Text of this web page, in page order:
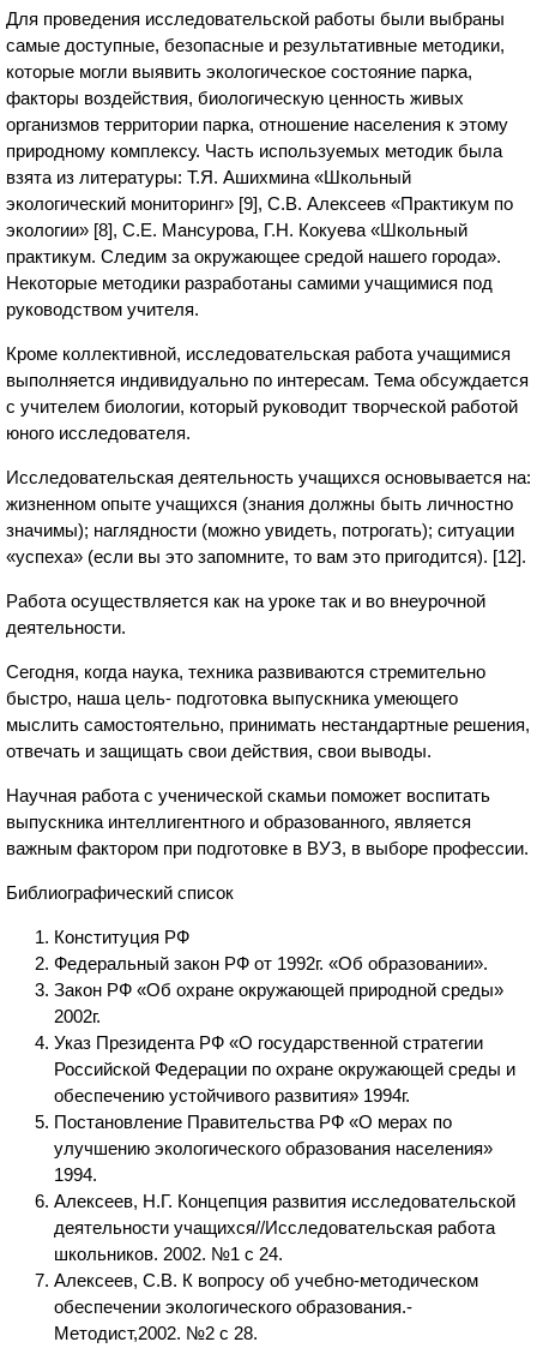
Для проведения исследовательской работы были выбраны
самые доступные, безопасные и результативные методики,
которые могли выявить экологическое состояние парка,
факторы воздействия, биологическую ценность живых
организмов территории парка, отношение населения к этому
природному комплексу. Часть используемых методик была
взята из литературы: Т.Я. Ашихмина «Школьный
экологический мониторинг» [9], С.В. Алексеев «Практикум по
экологии» [8], С.Е. Мансурова, Г.Н. Кокуева «Школьный
практикум. Следим за окружающее средой нашего города».
Некоторые методики разработаны самими учащимися под
руководством учителя.
Кроме коллективной, исследовательская работа учащимися
выполняется индивидуально по интересам. Тема обсуждается
с учителем биологии, который руководит творческой работой
юного исследователя.
Исследовательская деятельность учащихся основывается на:
жизненном опыте учащихся (знания должны быть личностно
значимы); наглядности (можно увидеть, потрогать); ситуации
«успеха» (если вы это запомните, то вам это пригодится). [12].
Работа осуществляется как на уроке так и во внеурочной
деятельности.
Сегодня, когда наука, техника развиваются стремительно
быстро, наша цель- подготовка выпускника умеющего
мыслить самостоятельно, принимать нестандартные решения,
отвечать и защищать свои действия, свои выводы.
Научная работа с ученической скамьи поможет воспитать
выпускника интеллигентного и образованного, является
важным фактором при подготовке в ВУЗ, в выборе профессии.
Библиографический список
Конституция РФ
Федеральный закон РФ от 1992г. «Об образовании».
Закон РФ «Об охране окружающей природной среды»
2002г.
Указ Президента РФ «О государственной стратегии
Российской Федерации по охране окружающей среды и
обеспечению устойчивого развития» 1994г.
Постановление Правительства РФ «О мерах по
улучшению экологического образования населения»
1994.
Алексеев, Н.Г. Концепция развития исследовательской
деятельности учащихся//Исследовательская работа
школьников. 2002. №1 с 24.
Алексеев, С.В. К вопросу об учебно-методическом
обеспечении экологического образования.-
Методист,2002. №2 с 28.